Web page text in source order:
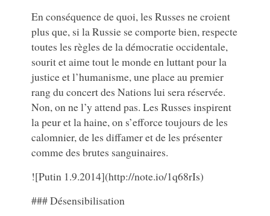
En conséquence de quoi, les Russes ne croient
plus que, si la Russie se comporte bien, respecte
toutes les règles de la démocratie occidentale,
sourit et aime tout le monde en luttant pour la
justice et l’humanisme, une place au premier
rang du concert des Nations lui sera réservée.
Non, on ne l’y attend pas. Les Russes inspirent
la peur et la haine, on s’efforce toujours de les
calomnier, de les diffamer et de les présenter
comme des brutes sanguinaires.
![Putin 1.9.2014](http://note.io/1q68rIs)
### Désensibilisation